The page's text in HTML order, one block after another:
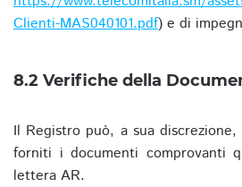
Clienti-MAS040101.pdf) e di
8.2 Verifiche della
Il Registro può, a sua
forniti i documenti comprovanti
lettera AR.